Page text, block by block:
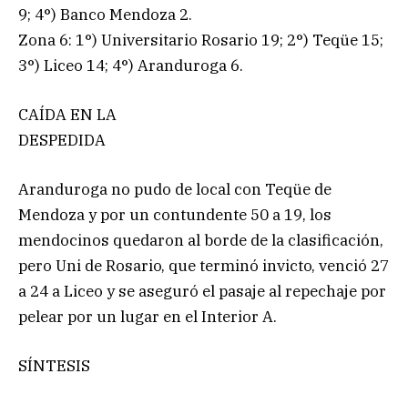
9; 4°) Banco Mendoza 2.
Zona 6: 1°) Universitario Rosario 19; 2°) Teqüe 15;
3°) Liceo 14; 4°) Aranduroga 6.
CAÍDA EN LA
DESPEDIDA
Aranduroga no pudo de local con Teqüe de
Mendoza y por un contundente 50 a 19, los
mendocinos quedaron al borde de la clasificación,
pero Uni de Rosario, que terminó invicto, venció 27
a 24 a Liceo y se aseguró el pasaje al repechaje por
pelear por un lugar en el Interior A.
SÍNTESIS